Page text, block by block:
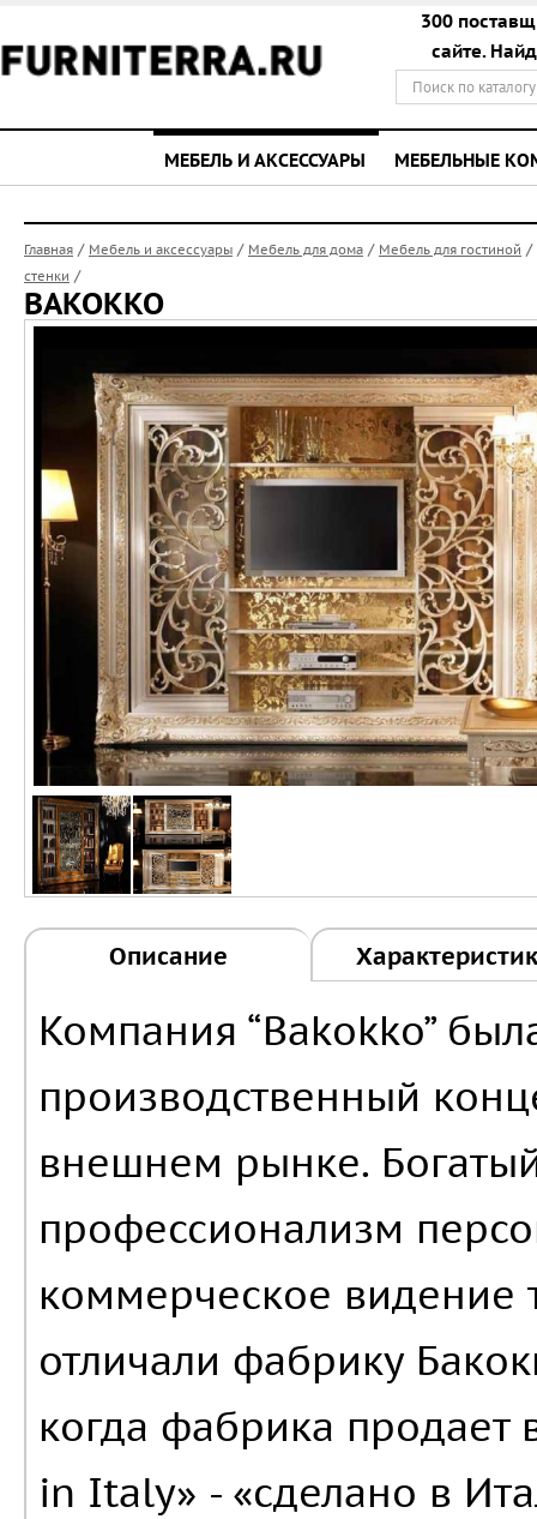
300
сайте.
МЕБЕЛЬ И АКСЕССУАРЫ МЕБЕЛЬНЫЕ
Главная / Мебель и аксессуары / Мебель для дома / Мебель для гостиной /
стенки /
BAKOKKO
Описание
Компания “Bakokko”
производственный
внешнем рынке.
профессионализм
коммерческое видение
отличали фабрику
когда фабрика продает
in Italy» - «сделано в